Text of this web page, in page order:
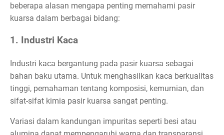
beberapa alasan mengapa penting memahami pasir
kuarsa dalam berbagai bidang:
1. Industri Kaca
Industri kaca bergantung pada pasir kuarsa sebagai
bahan baku utama. Untuk menghasilkan kaca berkualitas
tinggi, pemahaman tentang komposisi, kemurnian, dan
sifat-sifat kimia pasir kuarsa sangat penting.
Variasi dalam kandungan impuritas seperti besi atau